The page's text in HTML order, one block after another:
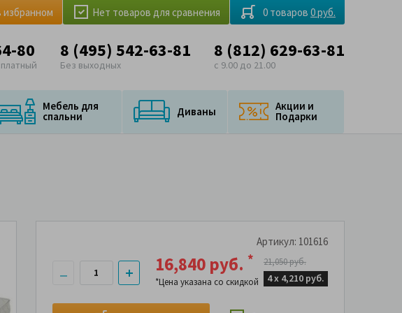
Нет товаров для сравнения
избранном 0 товаров 0 руб.
80 8 (495) 542-63-81
Без выходных
8 (812) 629-63-81
с 9.00 до 21.00
Мебель для
спальни Диваны Акции и
Подарки
Артикул: 101616
16,840 руб. *
*Цена указана со скидкой
21,050 руб.
4 х 4,210 руб.